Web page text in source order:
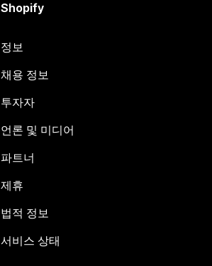
Shopify
정보
채용 정보
투자자
언론 및 미디어
파트너
제휴
법적 정보
서비스 상태